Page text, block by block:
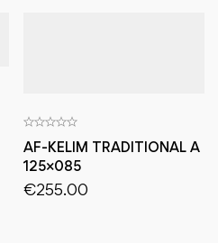
AF-KELIM TRADITIONAL A
125×085
€255.00